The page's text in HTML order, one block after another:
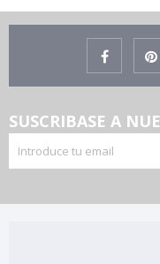
SUSCRIBASE A